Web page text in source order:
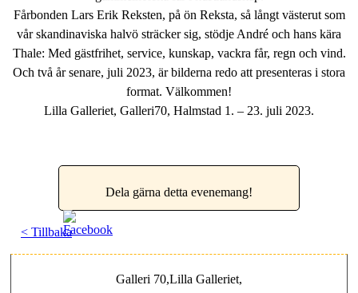
Fårbonden Lars Erik Reksten, på ön Reksta, så långt västerut som
vår skandinaviska halvö sträcker sig, stödje André och hans kära
Thale: Med gästfrihet, service, kunskap, vackra får, regn och vind.
Och två år senare, juli 2023, är bilderna redo att presenteras i stora
format. Välkommen!
Lilla Galleriet, Galleri70, Halmstad 1. – 23. juli 2023.
Dela gärna detta evenemang!
< Tillbaka
Galleri 70,Lilla Galleriet,